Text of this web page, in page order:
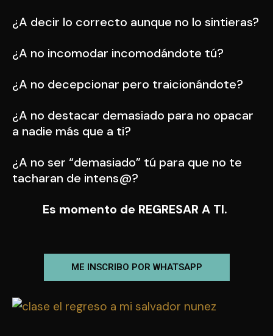
¿A decir lo correcto aunque no lo sintieras?
¿A no incomodar incomodándote tú?
¿A no decepcionar pero traicionándote?
¿A no destacar demasiado para no opacar
a nadie más que a ti?
¿A no ser “demasiado” tú para que no te
tacharan de intens@?
Es momento de REGRESAR A TI.
ME INSCRIBO POR WHATSAPP